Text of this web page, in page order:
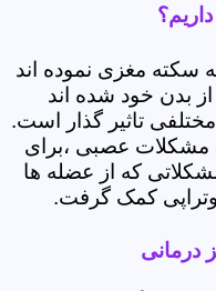
سکته مغزی نموده اند
بدن خود شده اند
تاثیر گذار است.
مشکلات عصبی ،برای
که از عضله ها
کمک گرفت.
درمانی